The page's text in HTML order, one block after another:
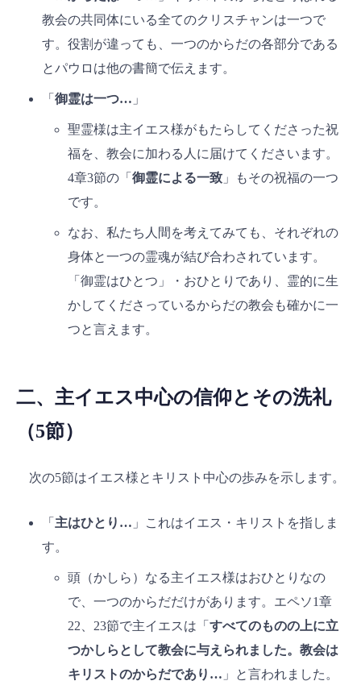
教会の共同体にいる全てのクリスチャンは一つで
す。役割が違っても、一つのからだの各部分である
とパウロは他の書簡で伝えます。
「 御霊は一つ… 」
聖霊様は主イエス様がもたらしてくださった祝
福を、教会に加わる人に届けてくださいます。
4章3節の「 御霊による一致 」もその祝福の一つ
です。
なお、私たち人間を考えてみても、それぞれの
身体と一つの霊魂が結び合わされています。
「御霊はひとつ」・おひとりであり、霊的に生
かしてくださっているからだの教会も確かに一
つと言えます。
二、主イエス中心の信仰とその洗礼
（5節）
次の5節はイエス様とキリスト中心の歩みを示します。
「 主はひとり… 」これはイエス・キリストを指しま
す。
頭（かしら）なる主イエス様はおひとりなの
で、一つのからだだけがあります。エペソ1章
22、23節で主イエスは「 すべてのものの上に立
つかしらとして教会に与えられました。教会は
キリストのからだであり… 」と言われました。